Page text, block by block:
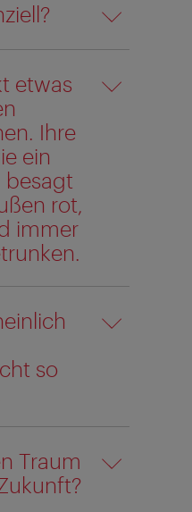
etwas
Ihre
ein
besagt
rot,
immer
so
Traum